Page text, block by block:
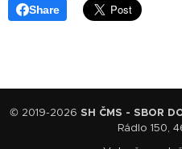
Share
© 2019-2026 SH ČMS - SBOR
Rádlo 150,